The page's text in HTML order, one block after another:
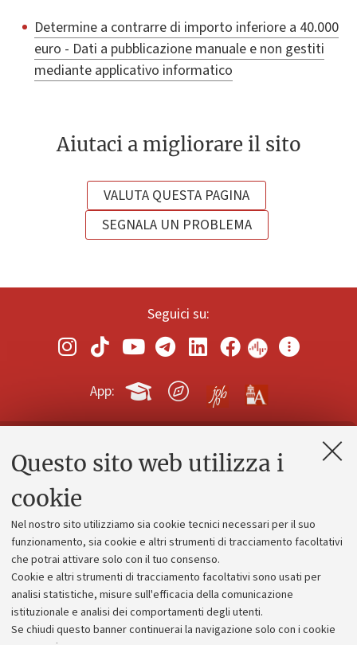
Questo sito web utilizza i
cookie
Nel nostro sito utilizziamo sia cookie tecnici necessari per il suo
funzionamento, sia cookie e altri strumenti di tracciamento facoltativi
che potrai attivare solo con il tuo consenso.
Cookie e altri strumenti di tracciamento facoltativi sono usati per
analisi statistiche, misure sull'efficacia della comunicazione
istituzionale e analisi dei comportamenti degli utenti.
Se chiudi questo banner continuerai la navigazione solo con i cookie
Determine a contrarre di importo inferiore a 40.000
euro - Dati a pubblicazione manuale e non gestiti
mediante applicativo informatico
Aiutaci a migliorare il sito
VALUTA QUESTA PAGINA
SEGNALA UN PROBLEMA
Seguici su:
App:
Contatti e PEC
Alumni community
Piano strategico
Bilanci
Donazioni e 5x1000